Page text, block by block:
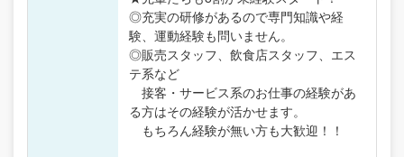
◎充実の研修があるので専門知識や経
験、運動経験も問いません。
◎販売スタッフ、飲食店スタッフ、エス
テ系など
接客・サービス系のお仕事の経験があ
る方はその経験が活かせます。
もちろん経験が無い方も大歓迎！！